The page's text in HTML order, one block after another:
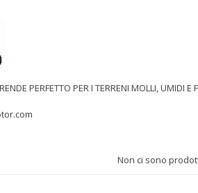
PERFETTO PER I TERRENI MOLLI, UMIDI
Non ci sono